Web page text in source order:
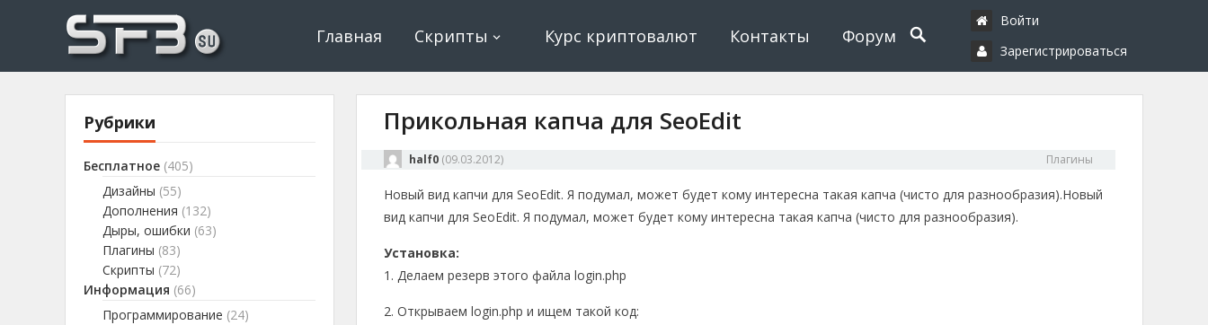
Буксы, программирование, криптовалюта
Главная Скрипты Курс криптовалют Контакты Форум
Войти
Зарегистрироваться
Прикольная капча для SeoEdit
half0 (09.03.2012) Плагины
Новый вид капчи для SeoEdit. Я подумал, может будет кому интересна такая капча (чисто для разнообразия).Новый
вид капчи для SeoEdit. Я подумал, может будет кому интересна такая капча (чисто для разнообразия).
Установка:
1. Делаем резерв этого файла login.php
2. Открываем login.php и ищем такой код:
Рубрики
Бесплатное (405)
Дизайны (55)
Дополнения (132)
Дыры, ошибки (63)
Плагины (83)
Скрипты (72)
Информация (66)
Программирование (24)